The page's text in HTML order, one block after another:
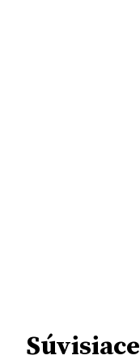
Súvisiace